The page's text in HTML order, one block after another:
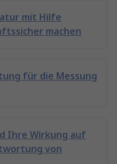
mit Hilfe
machen
für die Messung
Ihre Wirkung auf
von